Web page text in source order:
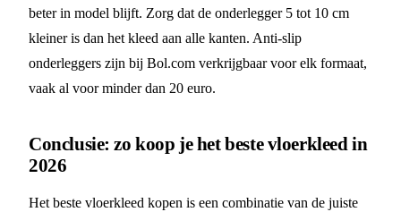
beter in model blijft. Zorg dat de onderlegger 5 tot 10 cm
kleiner is dan het kleed aan alle kanten. Anti-slip
onderleggers zijn bij Bol.com verkrijgbaar voor elk formaat,
vaak al voor minder dan 20 euro.
Conclusie: zo koop je het beste vloerkleed in
2026
Het beste vloerkleed kopen is een combinatie van de juiste